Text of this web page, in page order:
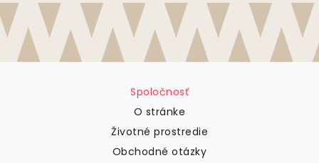
Spoločnosť
O stránke
Životné prostredie
Obchodné otázky